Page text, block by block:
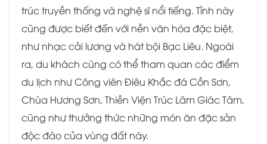
trúc truyền thống và nghệ sĩ nổi tiếng. Tỉnh này
cũng được biết đến với nền văn hóa đặc biệt,
như nhạc cải lương và hát bội Bạc Liêu. Ngoài
ra, du khách cũng có thể tham quan các điểm
du lịch như Công viên Điêu Khắc đá Cồn Sơn,
Chùa Hương Sơn, Thiền Viện Trúc Lâm Giác Tâm,
cũng như thưởng thức những món ăn đặc sản
độc đáo của vùng đất này.